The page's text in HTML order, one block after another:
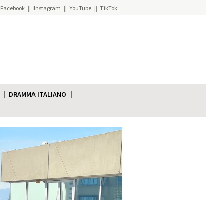
Facebook Instagram YouTube TikTok
DRAMMA ITALIANO